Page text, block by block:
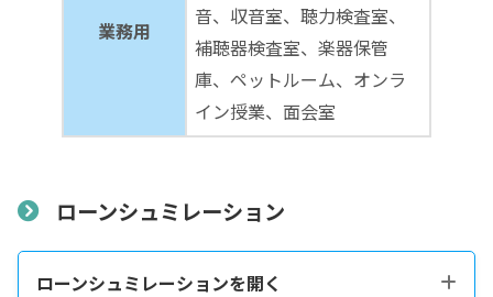
業務用
音、収音室、聴力検査室、
補聴器検査室、楽器保管
庫、ペットルーム、オンラ
イン授業、面会室
ローンシュミレーション
ローンシュミレーションを開く